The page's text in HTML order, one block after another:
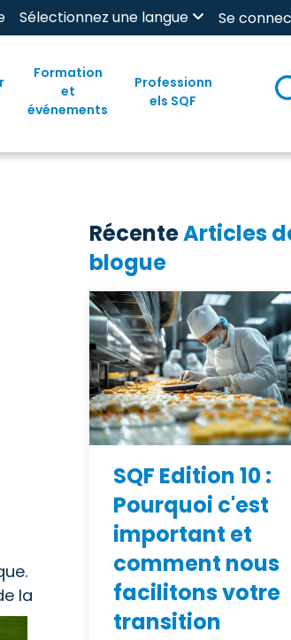
Sélectionnez une langue Se
Formation
et
événements
Professionn
els SQF
la
RécenteArticles
blogue
SQF Edition 10 :
Pourquoi c'est
important et
comment nous
facilitons votre
transition